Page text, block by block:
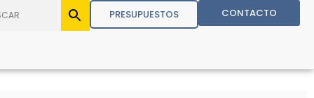
PRESUPUESTOS CONTACTO